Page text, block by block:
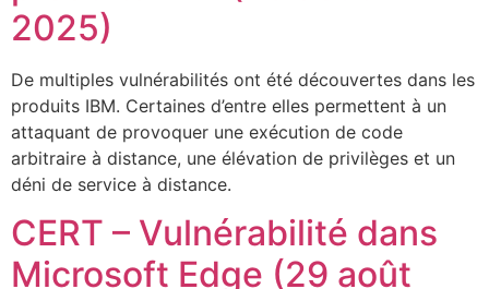
2025)
De multiples vulnérabilités ont été découvertes dans les
produits IBM. Certaines d’entre elles permettent à un
attaquant de provoquer une exécution de code
arbitraire à distance, une élévation de privilèges et un
déni de service à distance.
CERT – Vulnérabilité dans
Microsoft Edge (29 août